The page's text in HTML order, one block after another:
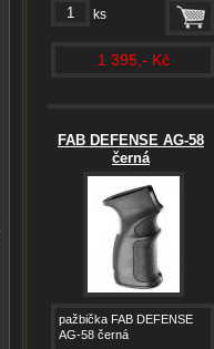
ks
1 395,- Kč
FAB DEFENSE AG-58
černá
pažbička FAB DEFENSE
AG-58 černá